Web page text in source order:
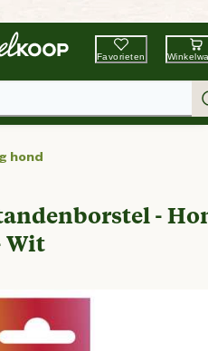
Tuin & Dier
Favorieten
hond
-
Wit